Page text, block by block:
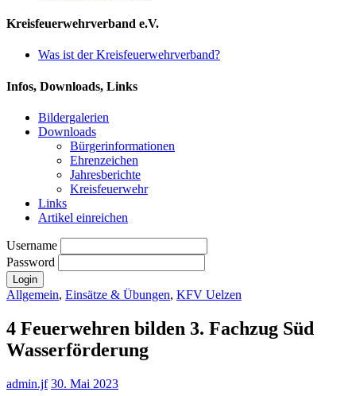
Kreisfeuerwehrverband e.V.
Was ist der Kreisfeuerwehrverband?
Infos, Downloads, Links
Bildergalerien
Downloads
Bürgerinformationen
Ehrenzeichen
Jahresberichte
Kreisfeuerwehr
Links
Artikel einreichen
Username
Password
Allgemein, Einsätze & Übungen, KFV Uelzen
4 Feuerwehren bilden 3. Fachzug Süd
Wasserförderung
admin.jf 30. Mai 2023